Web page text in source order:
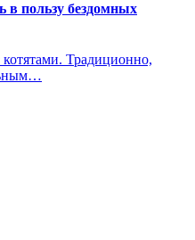
в пользу бездомных
Традиционно,